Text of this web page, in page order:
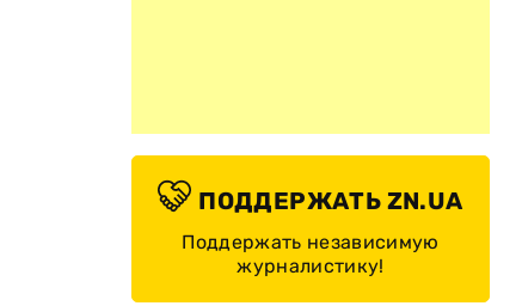
ПОДДЕРЖАТЬ ZN.UA
Поддержать независимую
журналистику!